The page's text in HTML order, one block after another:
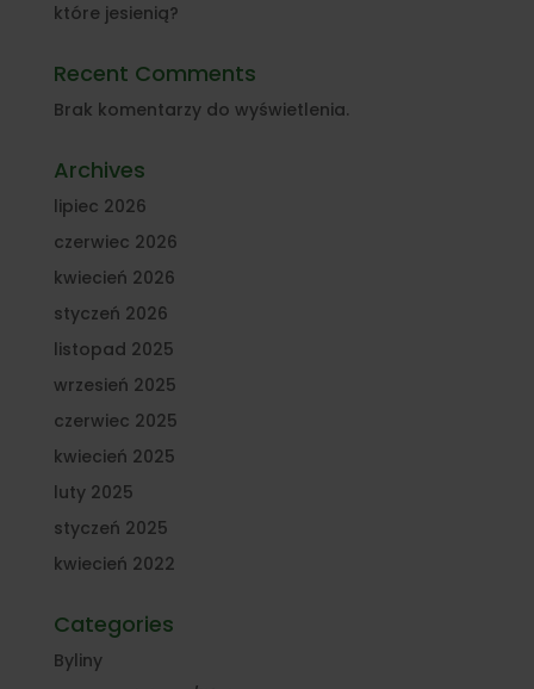
które jesienią?
Recent Comments
Brak komentarzy do wyświetlenia.
Archives
lipiec 2026
czerwiec 2026
kwiecień 2026
styczeń 2026
listopad 2025
wrzesień 2025
czerwiec 2025
kwiecień 2025
luty 2025
styczeń 2025
kwiecień 2022
Categories
Byliny